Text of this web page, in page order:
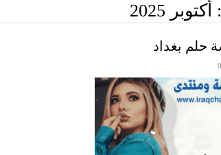
أكتوبر 2025
حلم بغداد
0